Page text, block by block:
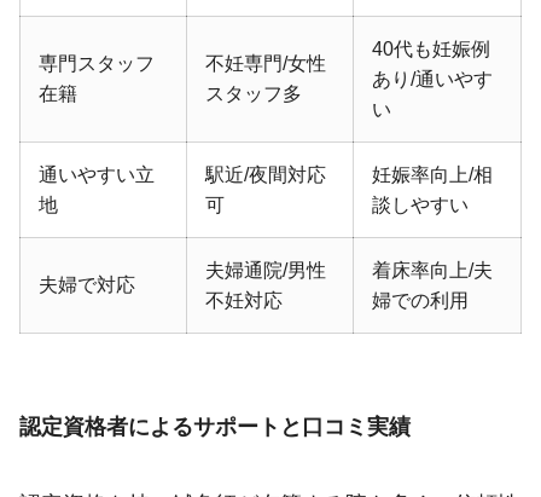
専門スタッフ
在籍
不妊専門/女性
スタッフ多
40代も妊娠例
あり/通いやす
い
通いやすい立
地
駅近/夜間対応
可
妊娠率向上/相
談しやすい
夫婦で対応
夫婦通院/男性
不妊対応
着床率向上/夫
婦での利用
認定資格者によるサポートと口コミ実績